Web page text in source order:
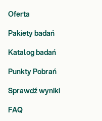
Oferta
Pakiety badań
Katalog badań
Punkty Pobrań
Sprawdź wyniki
FAQ